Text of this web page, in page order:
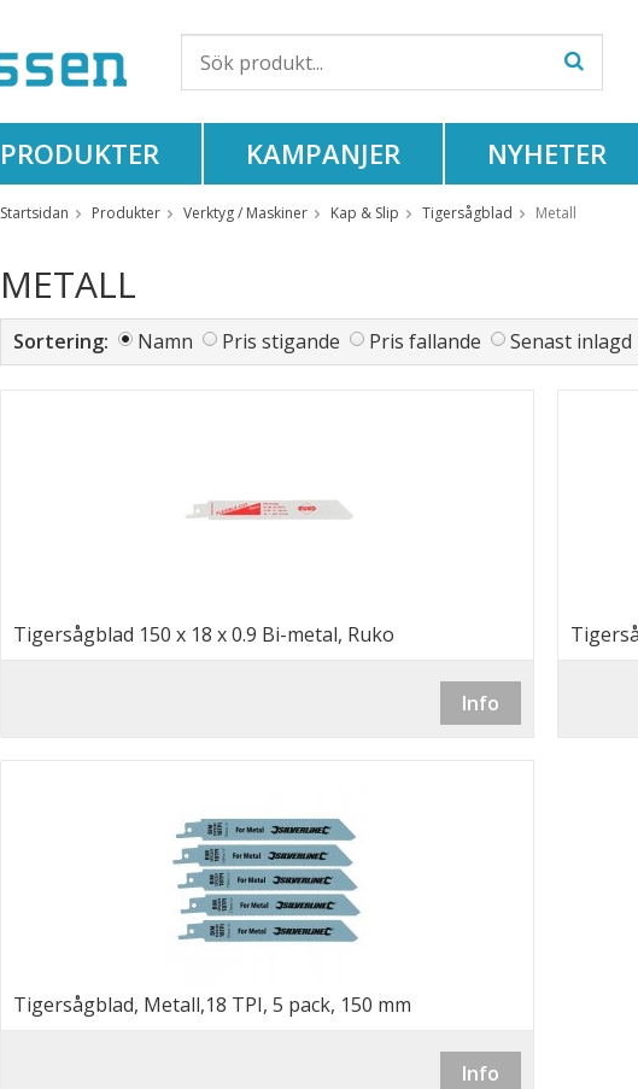
PRODUKTER KAMPANJER NYHETER
Startsidan Produkter Verktyg / Maskiner Kap & Slip Tigersågblad Metall
METALL
Sortering: Namn Pris stigande Pris fallande Senast inlagd
Tigersågblad 150 x 18 x 0.9 Bi-metal, Ruko
Info
Tigersågblad, Metall,18 TPI, 5 pack, 150 mm
Info